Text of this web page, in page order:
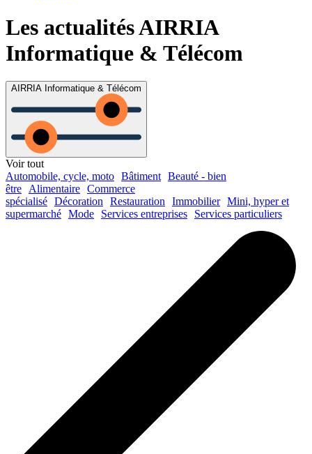
Les actualités AIRRIA
Informatique & Télécom
AIRRIA Informatique & Télécom
Voir tout
Automobile, cycle, moto Bâtiment Beauté - bien
être
Alimentaire Commerce
spécialisé Décoration Restauration Immobilier Mini, hyper et
supermarché Mode Services entreprises Services particuliers